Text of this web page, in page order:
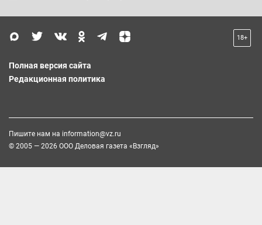
18+
Полная версия сайта
Редакционная политика
Пишите нам на information@vz.ru
© 2005 — 2026 ООО Деловая газета «Взгляд»